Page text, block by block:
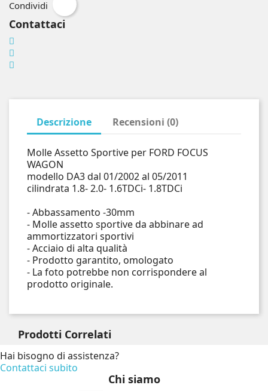
Condividi
Contattaci
Descrizione Recensioni (0)
Molle Assetto Sportive per FORD FOCUS
WAGON
modello DA3 dal 01/2002 al 05/2011
cilindrata 1.8- 2.0- 1.6TDCi- 1.8TDCi
- Abbassamento -30mm
- Molle assetto sportive da abbinare ad
ammortizzatori sportivi
- Acciaio di alta qualità
- Prodotto garantito, omologato
- La foto potrebbe non corrispondere al
prodotto originale.
Prodotti Correlati
Hai bisogno di assistenza?
Contattaci subito
Chi siamo